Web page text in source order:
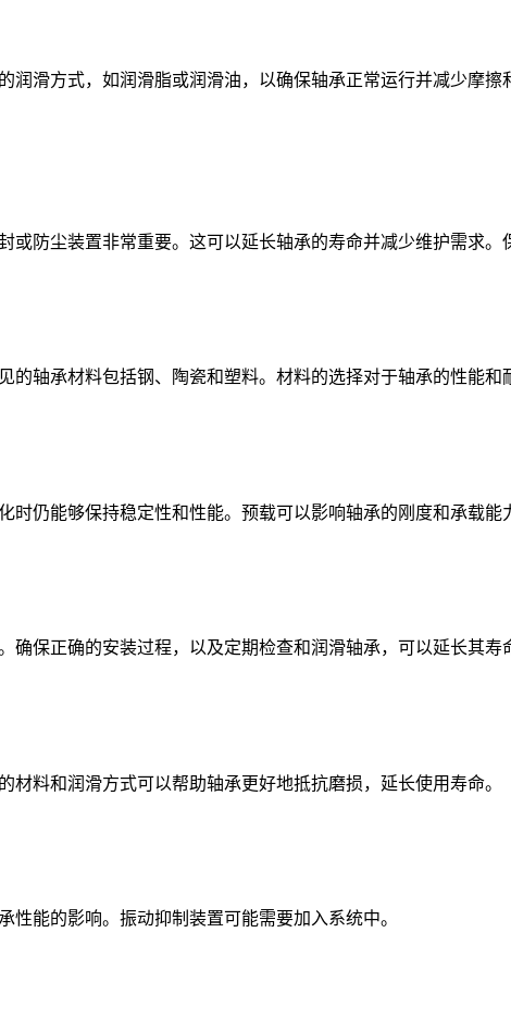
润滑方式，如润滑脂或润滑油，以确保轴承正常运行并减少摩
尘装置非常重要。这可以延长轴承的寿命并减少维护需求。
承材料包括钢、陶瓷和塑料。材料的选择对于轴承的性能和
能够保持稳定性和性能。预载可以影响轴承的刚度和承载能
保正确的安装过程，以及定期检查和润滑轴承，可以延长其寿
料和润滑方式可以帮助轴承更好地抵抗磨损，延长使用寿命。
能的影响。振动抑制装置可能需要加入系统中。